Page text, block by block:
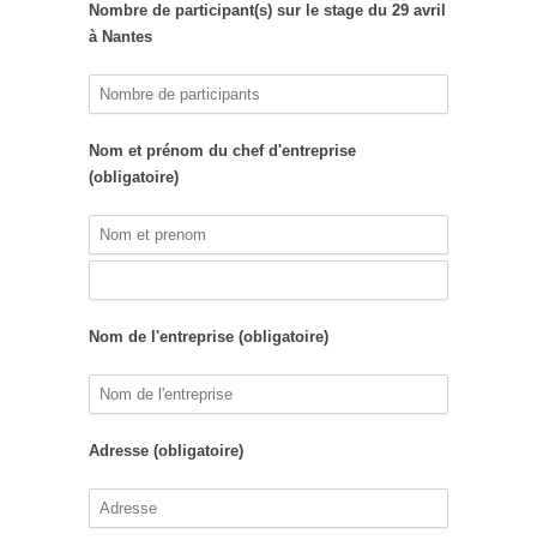
Nombre de participant(s) sur le stage du 29 avril
à Nantes
Nom et prénom du chef d'entreprise
(obligatoire)
Nom de l'entreprise (obligatoire)
Adresse (obligatoire)